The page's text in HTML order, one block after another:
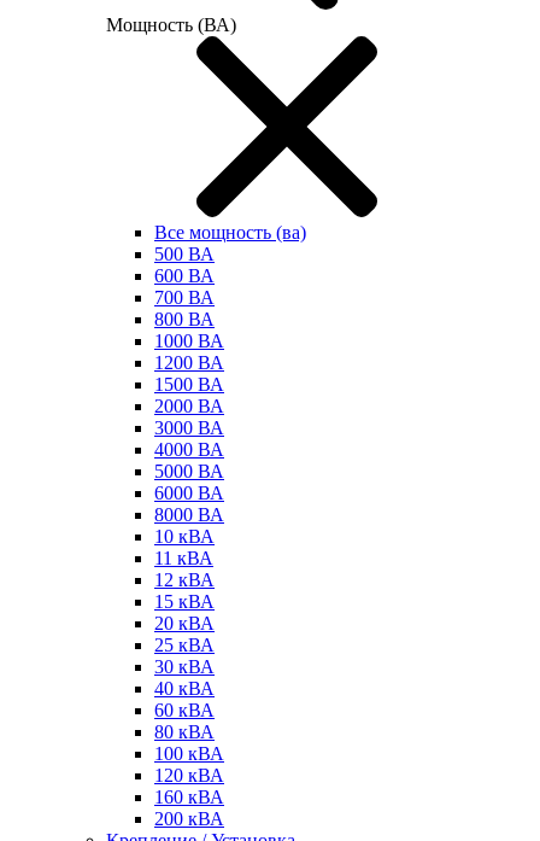
Мощность (ВА)
Все мощность (ва)
500 ВА
600 ВА
700 ВА
800 ВА
1000 ВА
1200 ВА
1500 ВА
2000 ВА
3000 ВА
4000 ВА
5000 ВА
6000 ВА
8000 ВА
10 кВА
11 кВА
12 кВА
15 кВА
20 кВА
25 кВА
30 кВА
40 кВА
60 кВА
80 кВА
100 кВА
120 кВА
160 кВА
200 кВА